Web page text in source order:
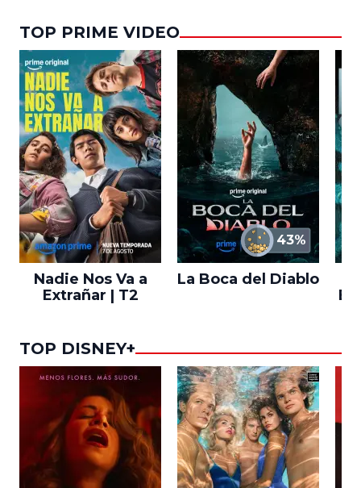
TOP PRIME VIDEO
Nadie Nos Va a
Extrañar | T2
43%
La Boca del Diablo
TOP DISNEY+